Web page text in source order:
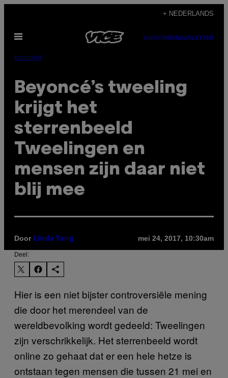
de
inhoud
+ NEDERLANDS
Open
SUBSCRIBENEWSLETTER
Identiteit
Beyoncé’s tweeling
krijgt het
sterrenbeeld
Tweelingen en
mensen zijn daar niet
blij mee
Door Linda Yang mei 24, 2017, 10:30am
Deel:
Hier is een niet bijster controversiële mening
die door het merendeel van de
wereldbevolking wordt gedeeld: Tweelingen
zijn verschrikkelijk. Het sterrenbeeld wordt
online zo gehaat dat er een hele hetze is
ontstaan tegen mensen die tussen 21 mei en